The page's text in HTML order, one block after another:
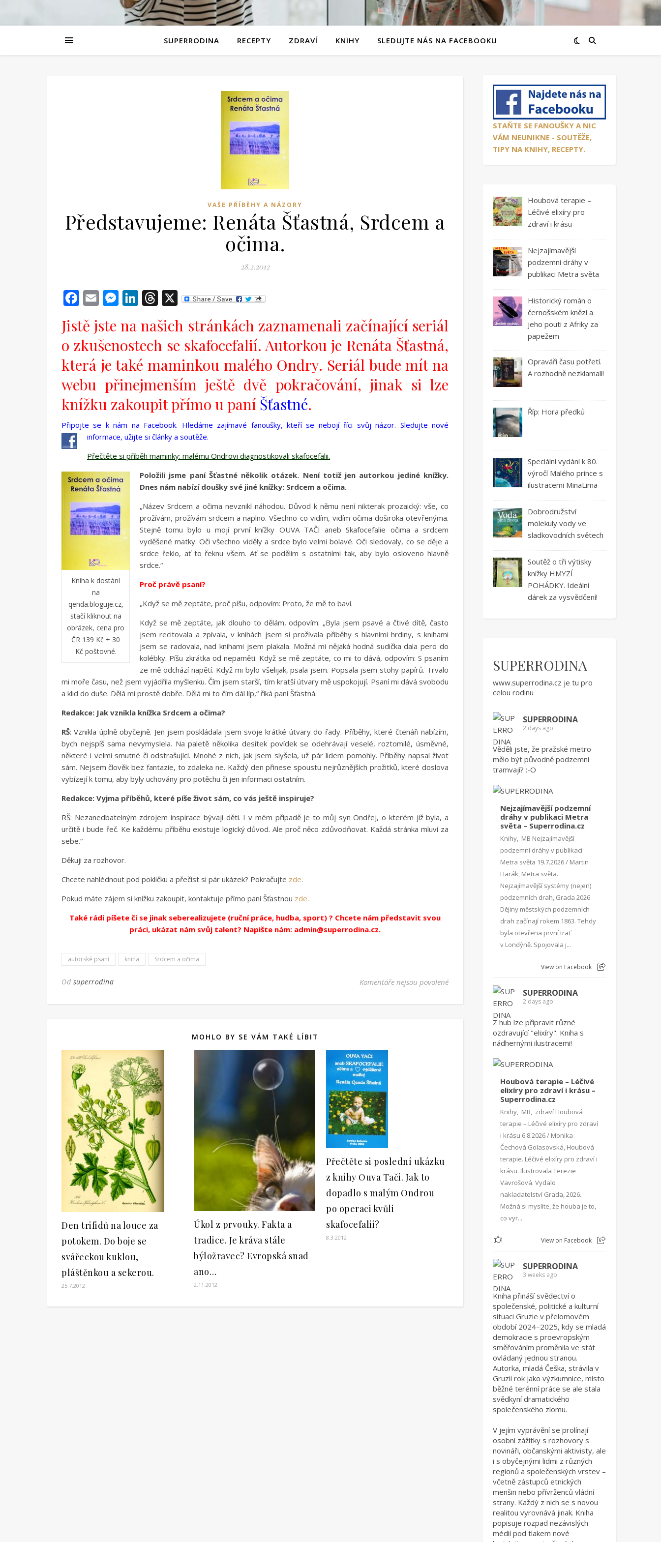
SUPERRODINA RECEPTY ZDRAVÍ KNIHY SLEDUJTE NÁS NA FACEBOOKU
VAŠE PŘÍBĚHY A NÁZORY
Představujeme: Renáta Šťastná, Srdcem a
očima.
28.2.2012
Facebook
EmailMessenger
LinkedIn
Threads
X
Jistě jste na našich stránkách zaznamenali začínající seriál
o zkušenostech se skafocefalií. Autorkou je Renáta Šťastná,
která je také maminkou malého Ondry. Seriál bude mít na
webu přinejmenším ještě dvě pokračování, jinak si lze
knížku zakoupit přímo u paní Šťastné.
Připojte se k nám na Facebook. Hledáme zajímavé fanoušky, kteří se nebojí říci svůj názor. Sledujte nové
informace, užijte si články a soutěže.
Přečtěte si příběh maminky: malému Ondrovi diagnostikovali skafocefalii.
Kniha k dostání
na
qenda.bloguje.cz,
stačí kliknout na
obrázek, cena pro
ČR 139 Kč + 30
Kč poštovné.
Položili jsme paní Šťastné několik otázek. Není totiž jen autorkou jediné knížky.
Dnes nám nabízí doušky své jiné knížky: Srdcem a očima.
„Název Srdcem a očima nevznikl náhodou. Důvod k němu není nikterak prozaický: vše, co
prožívám, prožívám srdcem a naplno. Všechno co vidím, vidím očima doširoka otevřenýma.
Stejně tomu bylo u mojí první knížky OUVA TAČI aneb Skafocefalie očima a srdcem
vyděšené matky. Oči všechno viděly a srdce bylo velmi bolavé. Oči sledovaly, co se děje a
srdce řeklo, ať to řeknu všem. Ať se podělím s ostatními tak, aby bylo osloveno hlavně
srdce.“
Proč právě psaní?
„Když se mě zeptáte, proč píšu, odpovím: Proto, že mě to baví.
Když se mě zeptáte, jak dlouho to dělám, odpovím: „Byla jsem psavé a čtivé dítě, často
jsem recitovala a zpívala, v knihách jsem si prožívala příběhy s hlavními hrdiny, s knihami
jsem se radovala, nad knihami jsem plakala. Možná mi nějaká hodná sudička dala pero do
kolébky. Píšu zkrátka od nepaměti. Když se mě zeptáte, co mi to dává, odpovím: S psaním
ze mě odchází napětí. Když mi bylo všelijak, psala jsem. Popsala jsem stohy papírů. Trvalo
mi moře času, než jsem vyjádřila myšlenku. Čím jsem starší, tím kratší útvary mě uspokojují. Psaní mi dává svobodu
a klid do duše. Dělá mi prostě dobře. Dělá mi to čím dál líp,“ říká paní Šťastná.
Redakce: Jak vznikla knížka Srdcem a očima?
RŠ: Vznikla úplně obyčejně. Jen jsem poskládala jsem svoje krátké útvary do řady. Příběhy, které čtenáři nabízím,
bych nejspíš sama nevymyslela. Na paletě několika desítek povídek se odehrávají veselé, roztomilé, úsměvné,
některé i velmi smutné či odstrašující. Mnohé z nich, jak jsem slyšela, už pár lidem pomohly. Příběhy napsal život
sám. Nejsem člověk bez fantazie, to zdaleka ne. Každý den přinese spoustu nejrůznějších prožitků, které doslova
vybízejí k tomu, aby byly uchovány pro potěchu či jen informaci ostatním.
Redakce: Vyjma příběhů, které píše život sám, co vás ještě inspiruje?
RŠ: Nezanedbatelným zdrojem inspirace bývají děti. I v mém případě je to můj syn Ondřej, o kterém již byla, a
určitě i bude řeč. Ke každému příběhu existuje logický důvod. Ale proč něco zdůvodňovat. Každá stránka mluví za
sebe.“
Děkuji za rozhovor.
Chcete nahlédnout pod pokličku a přečíst si pár ukázek? Pokračujte zde.
Pokud máte zájem si knížku zakoupit, kontaktuje přímo paní Šťastnou zde.
Také rádi píšete či se jinak seberealizujete (ruční práce, hudba, sport) ? Chcete nám představit svou
práci, ukázat nám svůj talent? Napište nám: admin@superrodina.cz.
autorské psaní kniha Srdcem a očima
Od superrodina Komentáře nejsou povolenéu textu s názvem Představujeme: Renáta Šťastná, Srdcem a
MOHLO BY SE VÁM TAKÉ LÍBIT
Den trifidů na louce za
potokem. Do boje se
svářeckou kuklou,
pláštěnkou a sekerou.
25.7.2012
Úkol z prvouky. Fakta a
tradice. Je kráva stále
býložravec? Evropská snad
ano…
2.11.2012
Přečtěte si poslední ukázku
z knihy Ouva Tači. Jak to
dopadlo s malým Ondrou
po operaci kvůli
skafocefalii?
8.3.2012
STAŇTE SE FANOUŠKY A NIC
VÁM NEUNIKNE - SOUTĚŽE,
TIPY NA KNIHY, RECEPTY.
Houbová terapie –
Léčivé elixíry pro
zdraví i krásu
Nejzajímavější
podzemní dráhy v
publikaci Metra světa
Historický román o
černošském knězi a
jeho pouti z Afriky za
papežem
Opraváři času potřetí.
A rozhodně nezklamali!
Říp: Hora předků
Speciální vydání k 80.
výročí Malého prince s
ilustracemi MinaLima
Dobrodružství
molekuly vody ve
sladkovodních světech
Soutěž o tři výtisky
knížky HMYZÍ
POHÁDKY. Ideální
dárek za vysvědčení!
SUPERRODINA
www.superrodina.cz je tu pro
celou rodinu
SUPERRODINA
2 days ago
Věděli jste, že pražské metro
mělo být původně podzemní
tramvají? :-O
Nejzajímavější podzemní
dráhy v publikaci Metra
světa – Superrodina.cz
Knihy, MB Nejzajímavější
podzemní dráhy v publikaci
Metra světa 19.7.2026 / Martin
Harák, Metra světa.
Nejzajímavější systémy (nejen)
podzemních drah, Grada 2026
Dějiny městských podzemních
drah začínají rokem 1863. Tehdy
byla otevřena první trať
v Londýně. Spojovala j...
View on Facebook
SUPERRODINA
2 days ago
Z hub lze připravit různé
ozdravující "elixíry". Kniha s
nádhernými ilustracemi!
Houbová terapie – Léčivé
elixíry pro zdraví i krásu –
Superrodina.cz
Knihy, MB, zdraví Houbová
terapie – Léčivé elixíry pro zdraví
i krásu 6.8.2026 / Monika
Čechová Golasovská, Houbová
terapie. Léčivé elixíry pro zdraví i
krásu. Ilustrovala Terezie
Vavrošová. Vydalo
nakladatelství Grada, 2026.
Možná si myslíte, že houba je to,
co vyr....
1 View on Facebook
SUPERRODINA
3 weeks ago
Kniha přináší svědectví o
společenské, politické a kulturní
situaci Gruzie v přelomovém
období 2024–2025, kdy se mladá
demokracie s proevropským
směřováním proměnila ve stát
ovládaný jednou stranou.
Autorka, mladá Češka, strávila v
Gruzii rok jako výzkumnice, místo
běžné terénní práce se ale stala
svědkyní dramatického
společenského zlomu.
V jejím vyprávění se prolínají
osobní zážitky s rozhovory s
novináři, občanskými aktivisty, ale
i s obyčejnými lidmi z různých
regionů a společenských vrstev –
včetně zástupců etnických
menšin nebo přívrženců vládní
strany. Každý z nich se s novou
realitou vyrovnává jinak. Kniha
popisuje rozpad nezávislých
médií pod tlakem nové